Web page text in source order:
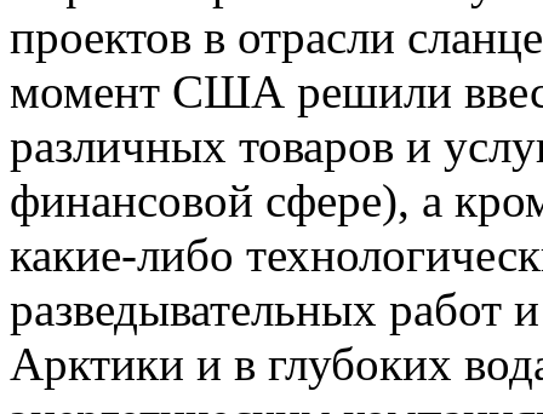
проектов в отрасли
момент США решили
различных товаров и
финансовой сфере), а
какие-либо
разведывательных работ
Арктики и в глубоких